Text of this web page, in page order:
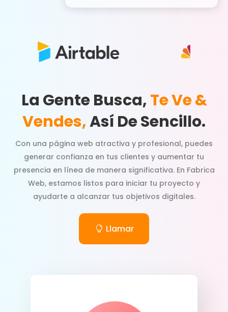
La Gente Busca,Te Ve &
Vendes,Así De Sencillo.
Con una página web atractiva y profesional, puedes
generar confianza en tus clientes y aumentar tu
presencia en línea de manera significativa. En Fabrica
Web, estamos listos para iniciar tu proyecto y
ayudarte a alcanzar tus objetivos digitales.
Llamar